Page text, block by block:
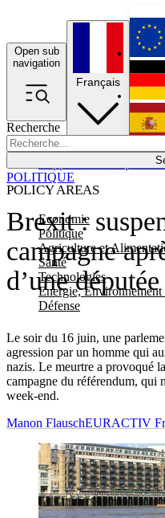
Open sub
navigation
Recherche
POLICY AREAS
Economie
Politique
Agriculture et
Santé
Technologies
Energie, Environnement
Défense
Français
Brexit :
campagne
d’une députée
Le soir du 16 juin, une
agression par un homme qui
nazis. Le meurtre a provoqué
campagne du référendum, qui
week-end.
POLITIQUE
Manon FlauschEURACTIV